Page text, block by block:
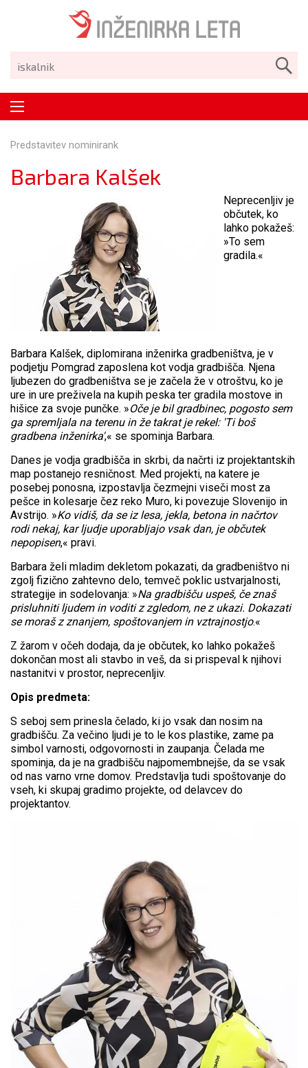
Predstavitev nominirank
Barbara Kalšek
Neprecenljiv je
občutek, ko
lahko pokažeš:
»To sem
gradila.«
Barbara Kalšek, diplomirana inženirka gradbeništva, je v
podjetju Pomgrad zaposlena kot vodja gradbišča. Njena
ljubezen do gradbeništva se je začela že v otroštvu, ko je
ure in ure preživela na kupih peska ter gradila mostove in
hišice za svoje punčke. »Oče je bil gradbinec, pogosto sem
ga spremljala na terenu in že takrat je rekel: 'Ti boš
gradbena inženirka',« se spominja Barbara.
Danes je vodja gradbišča in skrbi, da načrti iz projektantskih
map postanejo resničnost. Med projekti, na katere je
posebej ponosna, izpostavlja čezmejni viseči most za
pešce in kolesarje čez reko Muro, ki povezuje Slovenijo in
Avstrijo. »Ko vidiš, da se iz lesa, jekla, betona in načrtov
rodi nekaj, kar ljudje uporabljajo vsak dan, je občutek
nepopisen,« pravi.
Barbara želi mladim dekletom pokazati, da gradbeništvo ni
zgolj fizično zahtevno delo, temveč poklic ustvarjalnosti,
strategije in sodelovanja: »Na gradbišču uspeš, če znaš
prisluhniti ljudem in voditi z zgledom, ne z ukazi. Dokazati
se moraš z znanjem, spoštovanjem in vztrajnostjo.«
Z žarom v očeh dodaja, da je občutek, ko lahko pokažeš
dokončan most ali stavbo in veš, da si prispeval k njihovi
nastanitvi v prostor, neprecenljiv.
Opis predmeta:
S seboj sem prinesla čelado, ki jo vsak dan nosim na
gradbišču. Za večino ljudi je to le kos plastike, zame pa
simbol varnosti, odgovornosti in zaupanja. Čelada me
spominja, da je na gradbišču najpomembnejše, da se vsak
od nas varno vrne domov. Predstavlja tudi spoštovanje do
vseh, ki skupaj gradimo projekte, od delavcev do
projektantov.